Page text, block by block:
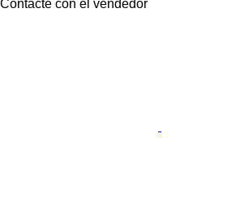
Contacte con el vendedor